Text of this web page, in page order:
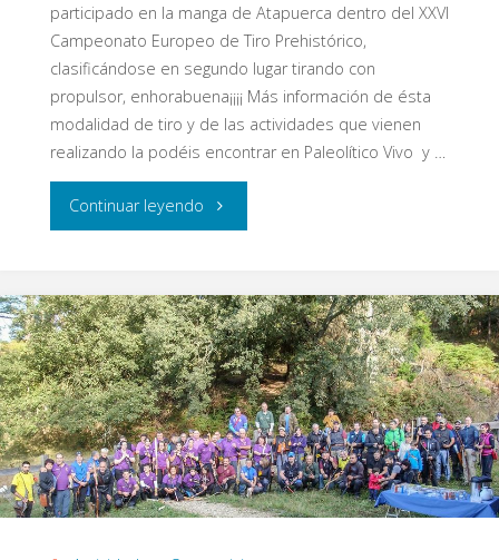
participado en la manga de Atapuerca dentro del XXVI
Campeonato Europeo de Tiro Prehistórico,
clasificándose en segundo lugar tirando con
propulsor, enhorabuena¡¡¡¡ Más información de ésta
modalidad de tiro y de las actividades que vienen
realizando la podéis encontrar en Paleolítico Vivo y …
Continuar leyendo "Campeonato
de
Tiro
Prehistórico"